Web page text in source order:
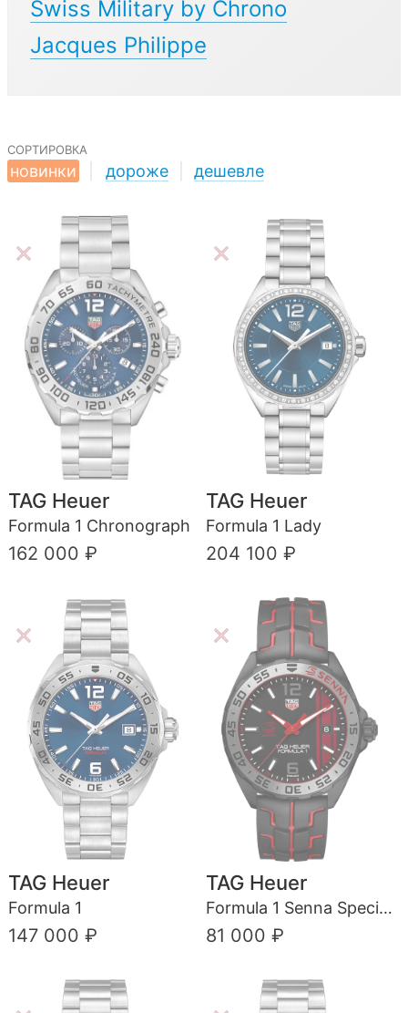
Swiss Military by Chrono
Jacques Philippe
сортировка
новинки
дороже дешевле
TAG Heuer
Formula 1 Chronograph
162 000 ₽
TAG Heuer
Formula 1 Lady
204 100 ₽
TAG Heuer
Formula 1
147 000 ₽
TAG Heuer
Formula 1 Senna Special Edition
81 000 ₽